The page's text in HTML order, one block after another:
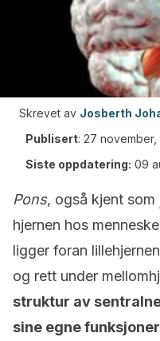
Skrevet av Josberth
Publisert: 27 november,
Siste oppdatering: 09
Pons, også kjent som
hjernen hos
ligger foran
og rett under
struktur av
sine egne